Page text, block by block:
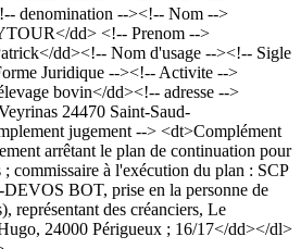
denomination --><!-- Nom -->
dd> <!-- Prenom -->
dd><!-- Nom d'usage --><!-- Sigle
Juridique --><!-- Activite -->
bovin</dd><!-- adresse -->
24470 Saint-Saud-
jugement --> <dt>Complément
arrêtant le plan de continuation pour
; commissaire à l'exécution du plan : SCP
BOT, prise en la personne de
des créanciers, Le
24000 Périgueux ; 16/17</dd></dl>